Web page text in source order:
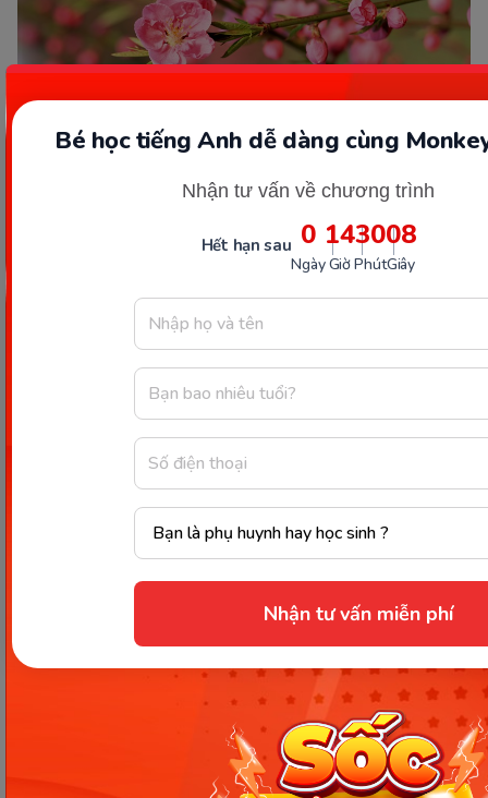
Bé học tiếng Anh dễ dàng cùng
Nhận tư vấn về chương trình
Hết hạn sau 0
Ngày
14
Giờ
30
Phút
06
Giây
Nhận tư vấn miễn phí
Hoa đào mang không khí xuân về nhà. (Ảnh: Sưu tầm
Từ vựng tiếng Anh cho ngày Tết chủ đề hoa cây
cảnh được Monkey tổng hợp trong bảng dưới đây.
Apricot blossom
Kumquat tree Cây quất
Lucky Bamboo Cây phát lộc
Poinsettia
Hoa trạng
nguyên
Orchid Hoa lan